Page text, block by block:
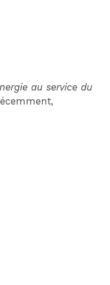
au service du